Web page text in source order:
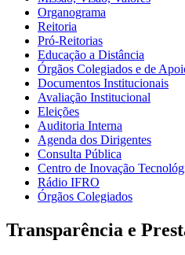
Organograma
Reitoria
Pró-Reitorias
Educação a Distância
Órgãos Colegiados e de
Documentos Institucionais
Avaliação Institucional
Eleições
Auditoria Interna
Agenda dos Dirigentes
Consulta Pública
Centro de Inovação
Rádio IFRO
Órgãos Colegiados
Transparência e